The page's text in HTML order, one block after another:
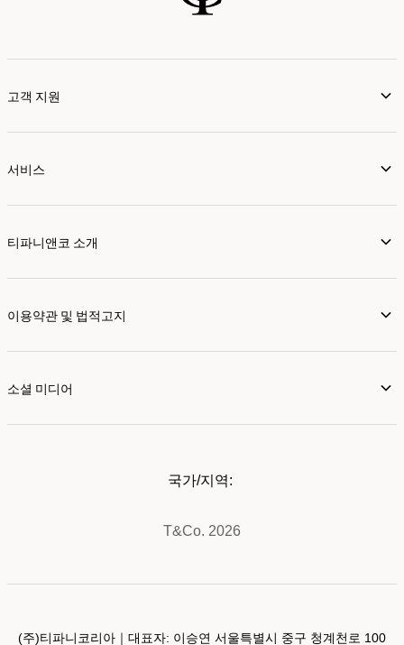
고객 지원
서비스
티파니앤코 소개
이용약관 및 법적고지
소셜 미디어
T&Co. 2026
국가/지역:
(주)티파니코리아｜대표자: 이승연 서울특별시 중구 청계천로 100